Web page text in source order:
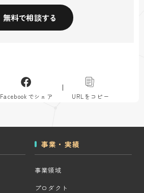
無料で相談する
Facebookでシェア URLをコピー
事業・実績
事業領域
プロダクト